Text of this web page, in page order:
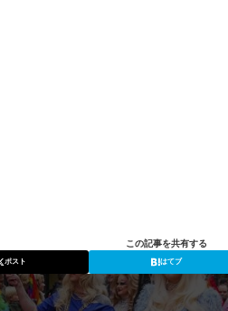
この記事を共有する
ポスト はてブ